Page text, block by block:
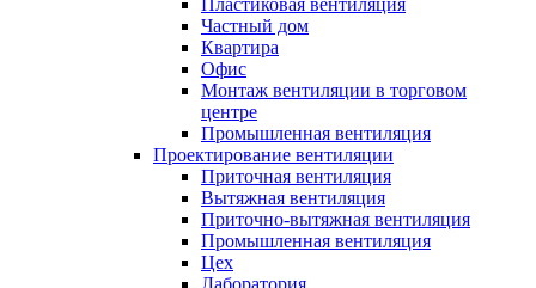
Пластиковая вентиляция
Частный дом
Квартира
Офис
Монтаж вентиляции в торговом
центре
Промышленная вентиляция
Проектирование вентиляции
Приточная вентиляция
Вытяжная вентиляция
Приточно-вытяжная вентиляция
Промышленная вентиляция
Цех
Лаборатория